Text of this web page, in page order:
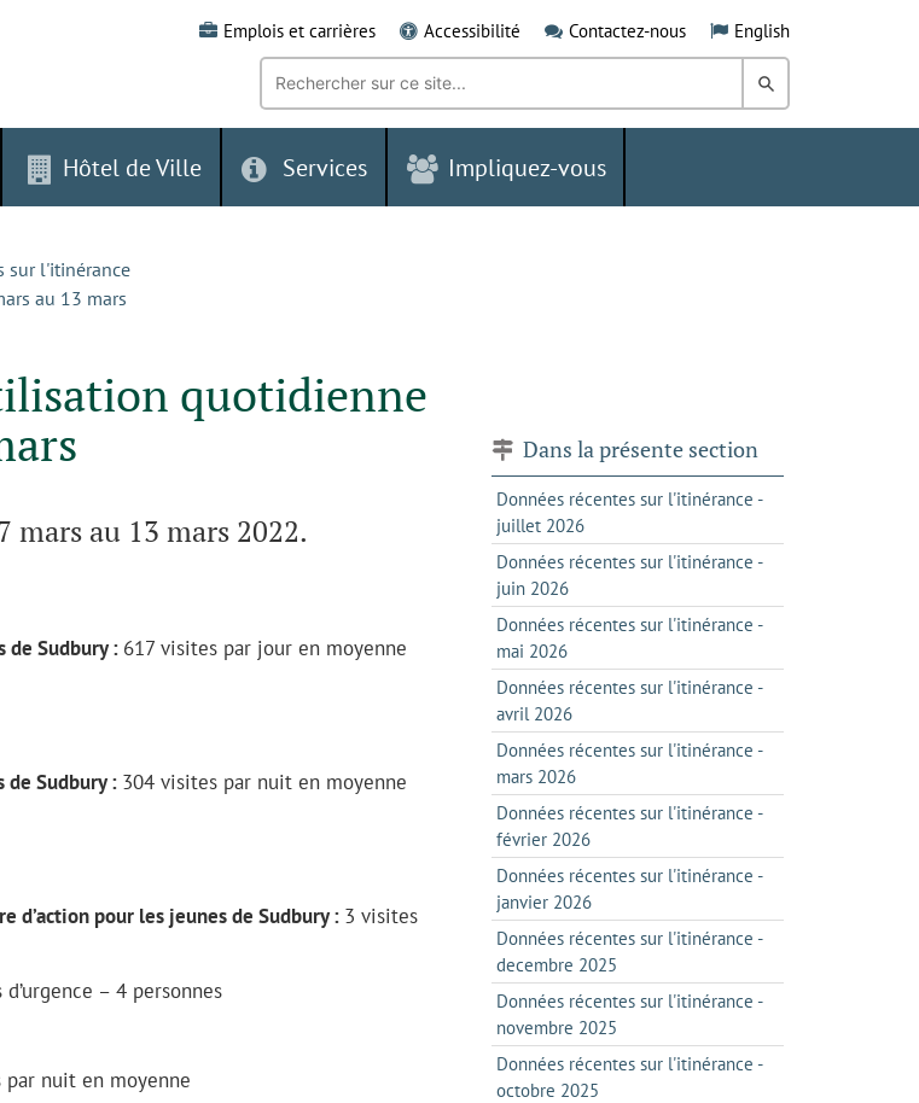
Emplois et carrières Accessibilité Contactez-nous English
Recherche
mot-
clé:
Rechercher
dans
Grand
Hôtel de Ville Services Impliquez-vous
sur l'itinérance
au 13 mars
quotidienne
mars au 13 mars 2022.
de Sudbury : 617 visites par jour en moyenne
de Sudbury : 304 visites par nuit en moyenne
d’action pour les jeunes de Sudbury : 3 visites
– 4 personnes
par nuit en moyenne
Dans la présente section
Données récentes sur l'itinérance -
juillet 2026
Données récentes sur l'itinérance -
juin 2026
Données récentes sur l'itinérance -
mai 2026
Données récentes sur l'itinérance -
avril 2026
Données récentes sur l'itinérance -
mars 2026
Données récentes sur l'itinérance -
février 2026
Données récentes sur l'itinérance -
janvier 2026
Données récentes sur l'itinérance -
decembre 2025
Données récentes sur l'itinérance -
novembre 2025
Données récentes sur l'itinérance -
octobre 2025